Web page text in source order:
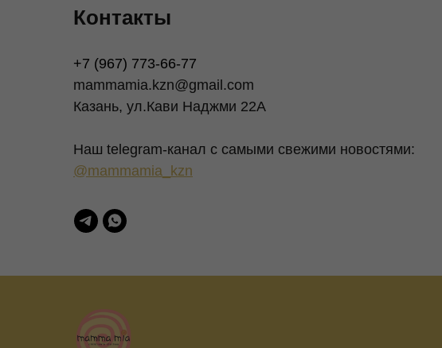
Контакты
+7 (967) 773-66-77
mammamia.kzn@gmail.com
Казань, ул.Кави Наджми 22А
Наш telegram-канал c самыми свежими новостями:
@mammamia_kzn